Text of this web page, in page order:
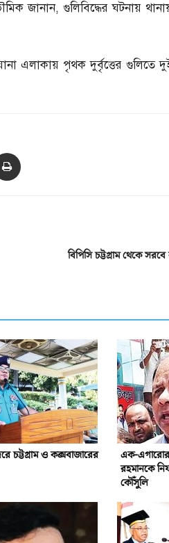
জানান, গুলিবিদ্ধের ঘটনায়
এলাকায় পৃথক দুর্বৃত্তের গুলিতে
বিপিসি চট্টগ্রাম থেকে সরবে
চট্টগ্রাম ও কক্সবাজারের
এক-
রহমানকে
কৌঁসুলি